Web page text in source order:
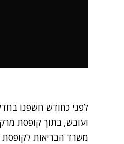
ועובש, בתוך קופסת
משרד הבריאות לקופסת